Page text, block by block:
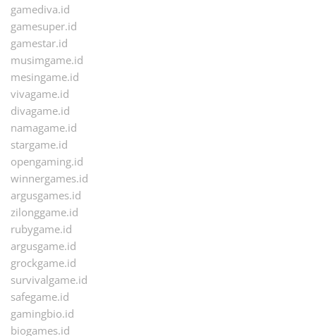
gamediva.id
gamesuper.id
gamestar.id
musimgame.id
mesingame.id
vivagame.id
divagame.id
namagame.id
stargame.id
opengaming.id
winnergames.id
argusgames.id
zilonggame.id
rubygame.id
argusgame.id
grockgame.id
survivalgame.id
safegame.id
gamingbio.id
biogames.id